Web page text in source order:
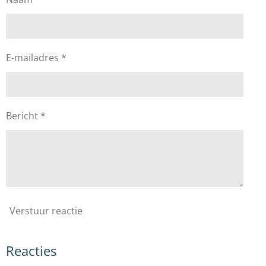
E-mailadres *
Bericht *
Verstuur reactie
Reacties